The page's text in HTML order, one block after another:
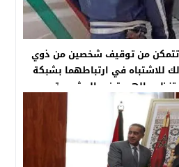
تتمكن من توقيف شخصين من ذوي
للاشتباه في ارتباطهما بشبكة
الهجرة غير المشروعة